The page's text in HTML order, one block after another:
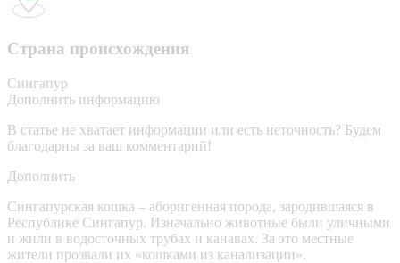
Страна происхождения
Сингапур
Дополнить информацию
В статье не хватает информации или есть неточность? Будем
благодарны за ваш комментарий!
Дополнить
Сингапурская кошка – аборигенная порода, зародившаяся в
Республике Сингапур. Изначально животные были уличными
и жили в водосточных трубах и канавах. За это местные
жители прозвали их «кошками из канализации».